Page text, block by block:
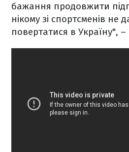
бажання продовжити
нікому зі спортсменів не
повертатися в Україну", –